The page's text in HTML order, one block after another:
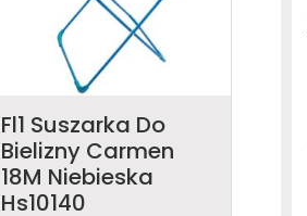
Fl1 Suszarka Do
Bielizny Carmen
18M Niebieska
Hs10140